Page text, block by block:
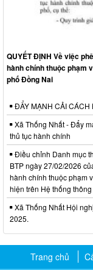
QUYẾT ĐỊNH Về việc
hành chính thuộc phạm
phố Đồng Nai
ĐẨY MẠNH CẢI
Xã Thống Nhất - Đẩy
thủ tục hành chính
Điều chỉnh Danh mục
BTP ngày 27/02/2026
hành chính thuộc phạm
hiện trên Hệ thống
Xã Thống Nhất Hội
2025.
Trang chủ